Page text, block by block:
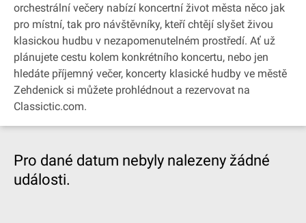
orchestrální večery nabízí koncertní život města něco jak
pro místní, tak pro návštěvníky, kteří chtějí slyšet živou
klasickou hudbu v nezapomenutelném prostředí. Ať už
plánujete cestu kolem konkrétního koncertu, nebo jen
hledáte příjemný večer, koncerty klasické hudby ve městě
Zehdenick si můžete prohlédnout a rezervovat na
Classictic.com.
Pro dané datum nebyly nalezeny žádné
události.